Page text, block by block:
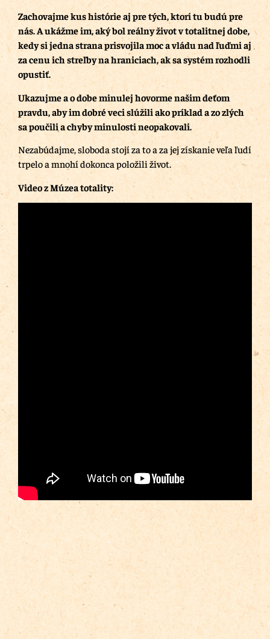
Zachovajme kus histórie aj pre tých, ktorí tu budú pre
nás. A ukážme im, aký bol reálny život v totalitnej dobe,
kedy si jedna strana prisvojila moc a vládu nad ľuďmi aj
za cenu ich streľby na hraniciach, ak sa systém rozhodli
opustiť.
Ukazujme a o dobe minulej hovorme našim deťom
pravdu, aby im dobré veci slúžili ako príklad a zo zlých
sa poučili a chyby minulosti neopakovali.
Nezabúdajme, sloboda stojí za to a za jej získanie veľa ľudí
trpelo a mnohí dokonca položili život.
Video z Múzea totality: